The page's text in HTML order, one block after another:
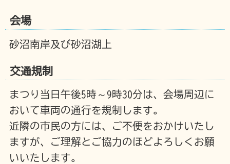
会場
砂沼南岸及び砂沼湖上
交通規制
まつり当日午後5時～9時30分は、会場周辺に
おいて車両の通行を規制します。
近隣の市民の方には、ご不便をおかけいたし
ますが、ご理解とご協力のほどよろしくお願
いいたします。